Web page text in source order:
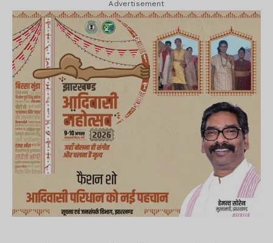
Advertisement